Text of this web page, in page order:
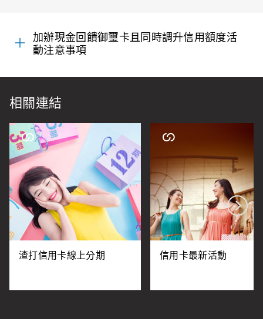
加辦現金回饋御璽卡且同時調升信用額度活
動注意事項
相關連結
渣打信用卡線上分期 信用卡最新活動